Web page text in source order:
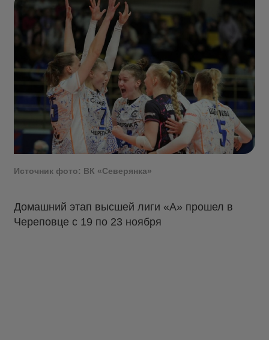
Источник фото: ВК «Северянка»
Домашний этап высшей лиги «А» прошел в
Череповце с 19 по 23 ноября